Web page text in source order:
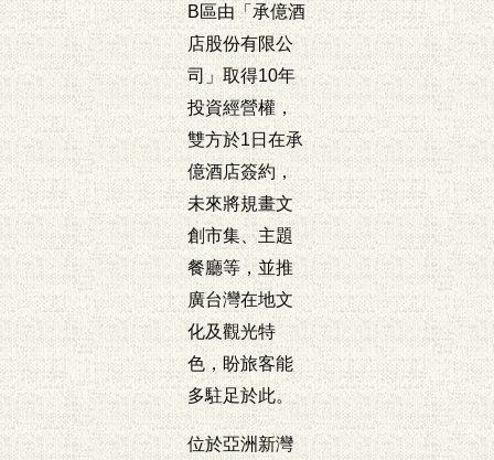
B區由「承億酒
店股份有限公
司」取得10年
投資經營權，
雙方於1日在承
億酒店簽約，
未來將規畫文
創市集、主題
餐廳等，並推
廣台灣在地文
化及觀光特
色，盼旅客能
多駐足於此。
位於亞洲新灣